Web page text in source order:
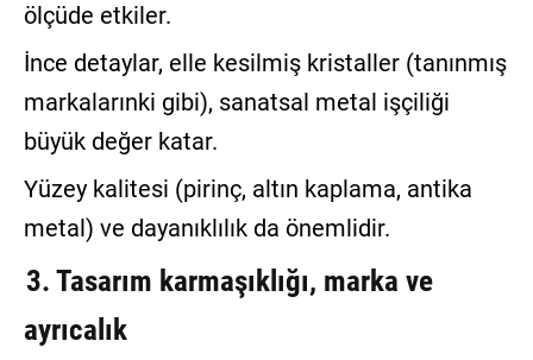
ölçüde etkiler.
İnce detaylar, elle kesilmiş kristaller (tanınmış
markalarınki gibi), sanatsal metal işçiliği
büyük değer katar.
Yüzey kalitesi (pirinç, altın kaplama, antika
metal) ve dayanıklılık da önemlidir.
3. Tasarım karmaşıklığı, marka ve
ayrıcalık